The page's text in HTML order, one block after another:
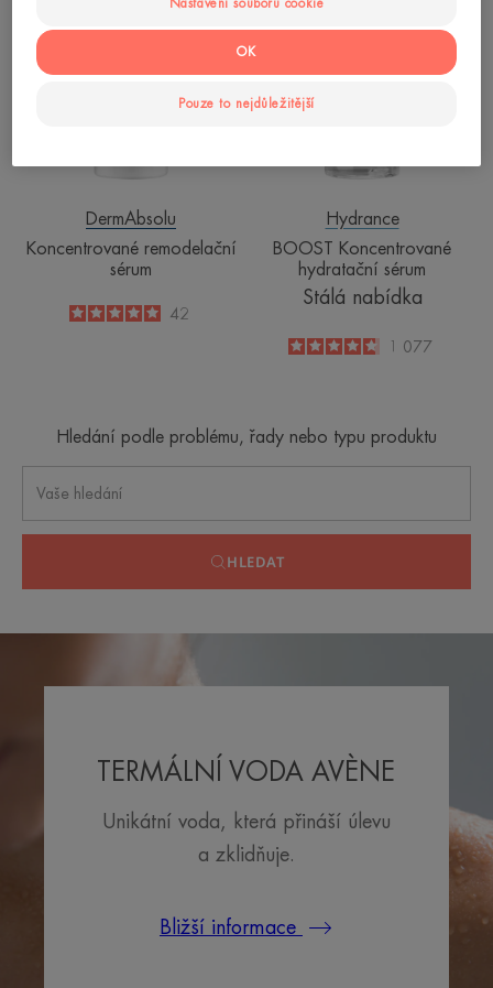
remodelační
DermAbsolu
Koncentrované remodelační
sérum
5
/
5
42
hydratační
Hydrance
BOOST Koncentrované
hydratační sérum
Stálá nabídka
4.8
/51 077
Hledání podle problému, řady nebo typu produktu
HLEDAT
TERMÁLNÍ VODA AVÈNE
Unikátní voda, která přináší úlevu
a zklidňuje.
Bližší informace
Nastavení souborů cookie
Pouze to nejdůležitější
OK